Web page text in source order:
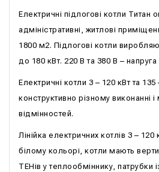
Електричні підлогові котли Титан
адміністративні, житлові
1800 м2. Підлогові котли
до 180 кВт. 220 В та 380 В –
Електричні котли 3 – 120 кВт та 135
конструктивно різному виконанні
відмінностей.
Лінійка електричних котлів 3 – 120
білому кольорі, котли мають
ТЕНів у теплообміннику, патрубки